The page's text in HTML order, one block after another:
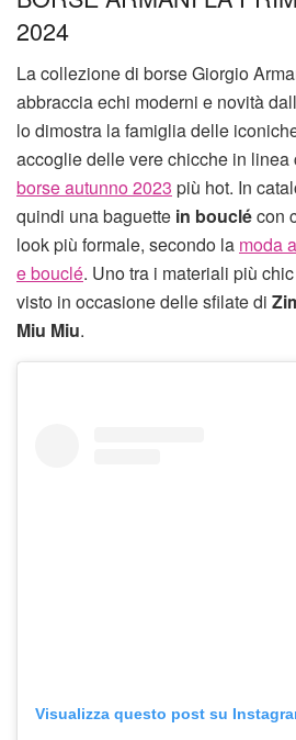
2024
La collezione di borse Giorgio
abbraccia echi moderni e novità
lo dimostra la famiglia delle
accoglie delle vere chicche in linea
borse autunno 2023 più hot. In
quindi una baguette in bouclécon
look più formale, secondo la moda
e bouclé. Uno tra i materiali più
visto in occasione delle sfilate di
Miu Miu.
Visualizza questo post su